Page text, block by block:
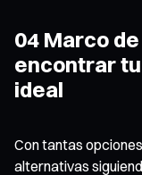
04 Marco
encontrar
ideal
Con tantas
alternativas